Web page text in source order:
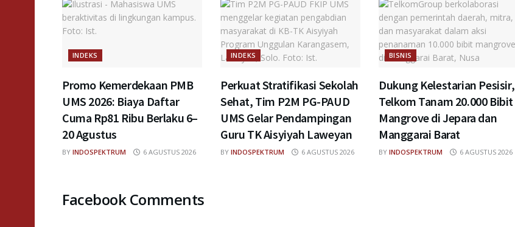
INDEKS
Promo Kemerdekaan PMB
UMS 2026: Biaya Daftar
Cuma Rp81 Ribu Berlaku 6–
20 Agustus
BY INDOSPEKTRUM 6 AGUSTUS 2026
INDEKS
Perkuat Stratifikasi Sekolah
Sehat, Tim P2M PG-PAUD
UMS Gelar Pendampingan
Guru TK Aisyiyah Laweyan
BY INDOSPEKTRUM 6 AGUSTUS 2026
BISNIS
Dukung Kelestarian Pesisir,
Telkom Tanam 20.000 Bibit
Mangrove di Jepara dan
Manggarai Barat
BY INDOSPEKTRUM 6 AGUSTUS 2026
Facebook Comments